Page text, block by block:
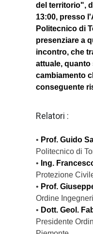
del territorio",
13:00, presso
Politecnico di
presenziare a
incontro, che
attuale, quanto
cambiamento
conseguente
Relatori :
• Prof. Guido
Politecnico di
• Ing.
Protezione
• Prof.
Ordine
• Dott. Geol.
Presidente